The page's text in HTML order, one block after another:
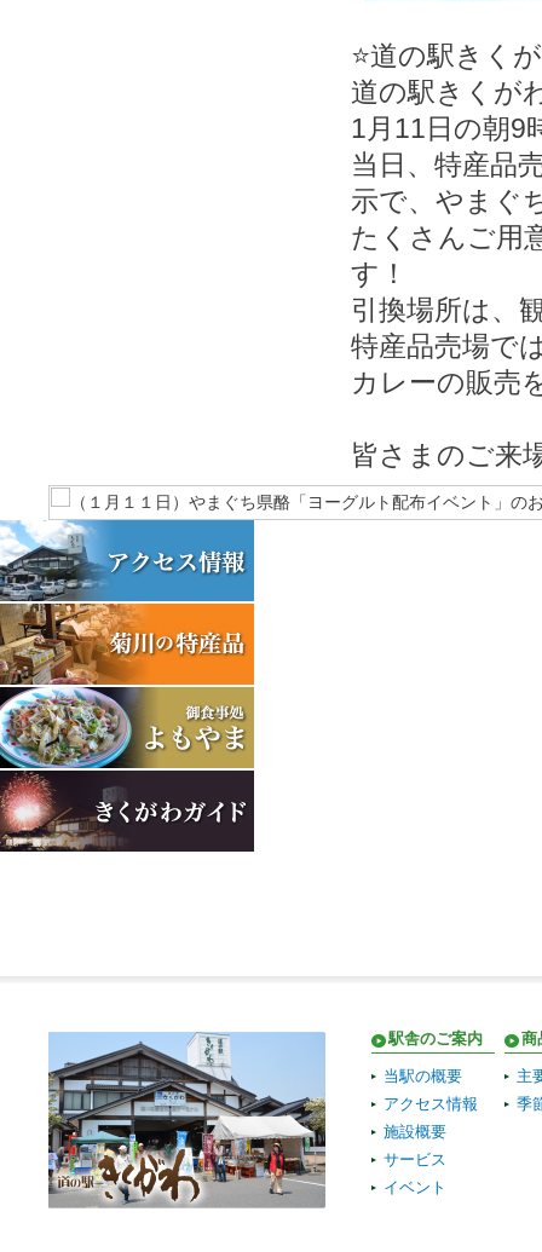
⭐️道の駅きく
道の駅きくが
1月11日の朝9
当日、特産品
示で、やまぐ
たくさんご用
す！
引換場所は、
特産品売場で
カレーの販売
皆さまのご来
駅舎のご案内
当駅の概要
アクセス情報
施設概要
サービス
イベント
商
主
季